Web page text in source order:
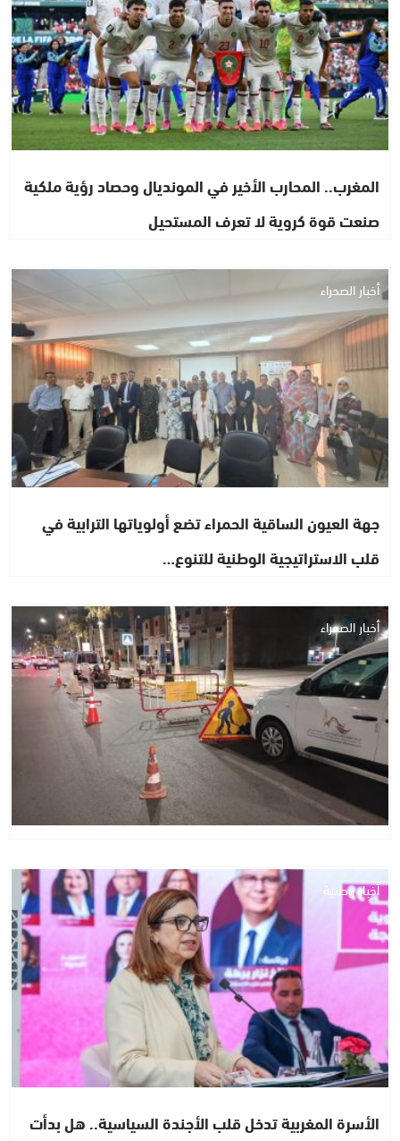
المغرب.. المحارب الأخير في المونديال وحصاد رؤية ملكية
صنعت قوة كروية لا تعرف المستحيل
أخبار الصحراء
جهة العيون الساقية الحمراء تضع أولوياتها الترابية في
قلب الاستراتيجية الوطنية للتنوع…
أخبار الصحراء
أخبار وطنية
الأسرة المغربية تدخل قلب الأجندة السياسية.. هل بدأت